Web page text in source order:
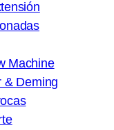
Machine
& Deming